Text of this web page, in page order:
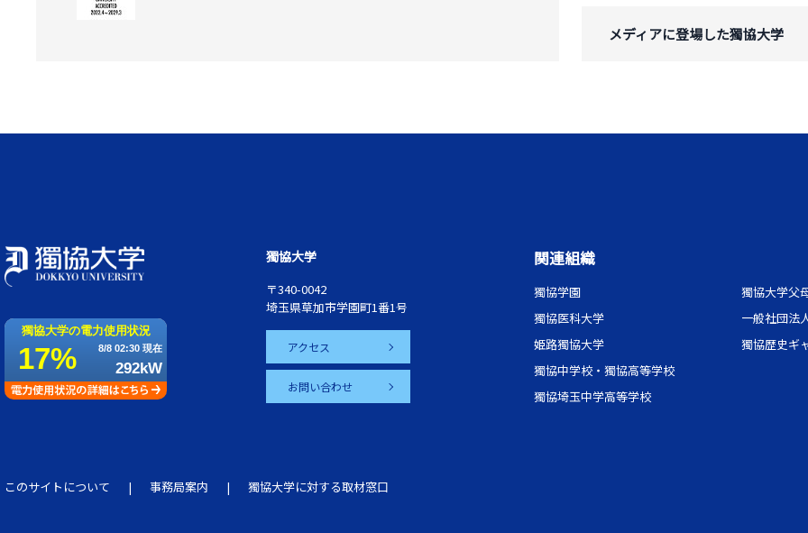
メディアに登場した獨協大学
獨協大学
〒340-0042
埼玉県草加市学園町1番1号
アクセス
お問い合わせ
関連組織
獨協学園
獨協医科大学
姫路獨協大学
獨協中学校・獨協高等学校
獨協埼玉中学高等学校
獨協大学父
一般社団法
獨協歴史ギ
このサイトについて 事務局案内 獨協大学に対する取材窓口